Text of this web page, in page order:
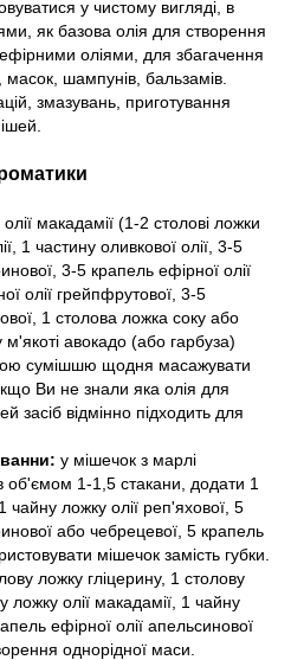
у чистому вигляді, в
як базова олія для створення
оліями, для збагачення
масок, шампунів, бальзамів.
змазувань, приготування
макадамії (1-2 столові ложки
1 частину оливкової олії, 3-5
3-5 крапель ефірної олії
олії грейпфрутової, 3-5
1 столова ложка соку або
авокадо (або гарбуза)
сумішшю щодня масажувати
Ви не знали яка олія для
засіб відмінно підходить для
у мішечок з марлі
об'ємом 1-1,5 стакани, додати 1
чайну ложку олії реп'яхової, 5
або чебрецевої, 5 крапель
мішечок замість губки.
ложку гліцерину, 1 столову
ложку олії макадамії, 1 чайну
ефірної олії апельсинової
однорідної маси.